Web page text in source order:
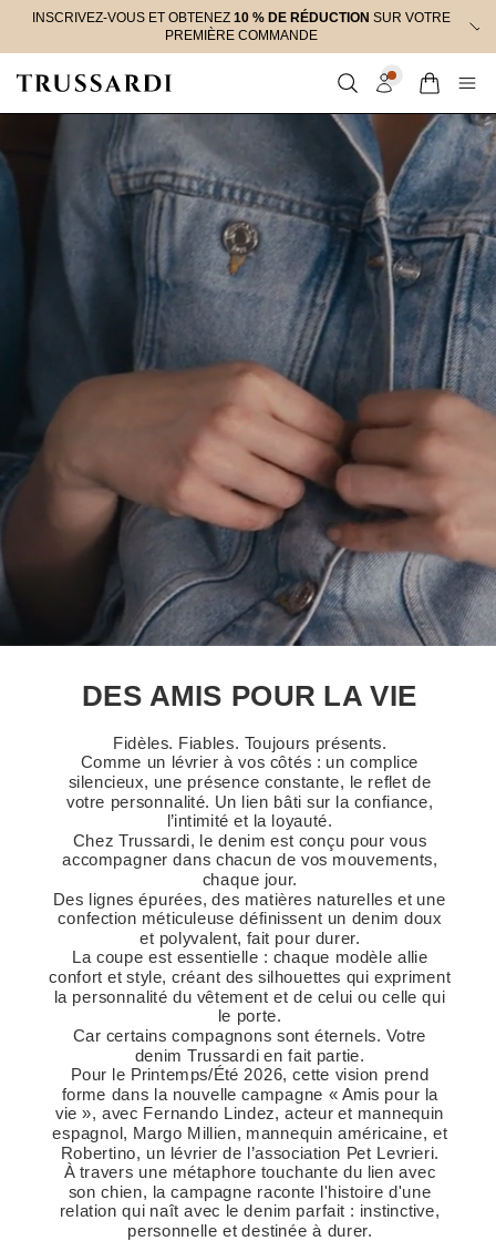
INSCRIVEZ-VOUS ET OBTENEZ 10 % DE RÉDUCTION SUR VOTRE
PREMIÈRE COMMANDE
uniquement sur les articles à prix plein.
DES AMIS POUR LA VIE
Fidèles. Fiables. Toujours présents.
Comme un lévrier à vos côtés : un complice
silencieux, une présence constante, le reflet de
votre personnalité. Un lien bâti sur la confiance,
l’intimité et la loyauté.
Chez Trussardi, le denim est conçu pour vous
accompagner dans chacun de vos mouvements,
chaque jour.
Des lignes épurées, des matières naturelles et une
confection méticuleuse définissent un denim doux
et polyvalent, fait pour durer.
La coupe est essentielle : chaque modèle allie
confort et style, créant des silhouettes qui expriment
la personnalité du vêtement et de celui ou celle qui
le porte.
Car certains compagnons sont éternels. Votre
denim Trussardi en fait partie.
Pour le Printemps/Été 2026, cette vision prend
forme dans la nouvelle campagne « Amis pour la
vie », avec Fernando Lindez, acteur et mannequin
espagnol, Margo Millien, mannequin américaine, et
Robertino, un lévrier de l’association Pet Levrieri.
À travers une métaphore touchante du lien avec
son chien, la campagne raconte l'histoire d'une
relation qui naît avec le denim parfait : instinctive,
personnelle et destinée à durer.